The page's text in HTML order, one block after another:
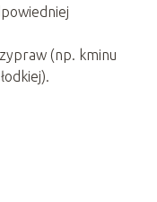
(np. kminu